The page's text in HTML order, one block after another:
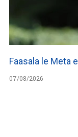
Faasala le Meta
07/08/2026